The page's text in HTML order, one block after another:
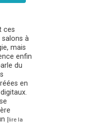
ces
à
mais
enfin
du
en
[lire la